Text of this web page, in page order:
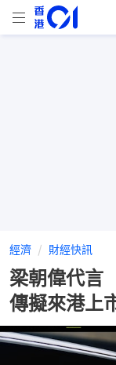
經濟 財經快訊
梁朝偉代言
傳擬來港